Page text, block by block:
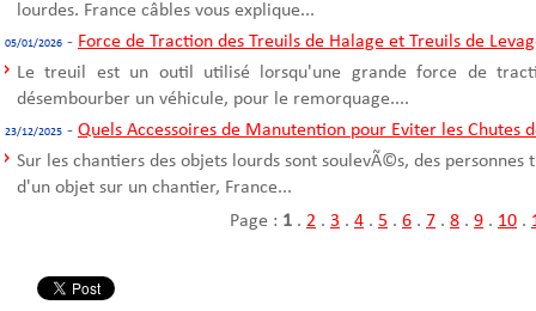
lourdes. France câbles vous explique...
05/01/2026 - Force de Traction des Treuils de Halage et Treuils de
Le treuil est un outil utilisé lorsqu'une grande force de
désembourber un véhicule, pour le remorquage....
23/12/2025 - Quels Accessoires de Manutention pour Eviter les Chutes
Sur les chantiers des objets lourds sont soulevÃ©s, des
d'un objet sur un chantier, France...
Page : 1 . 2 . 3 . 4 . 5 . 6 . 7 . 8 . 9 . 10 .